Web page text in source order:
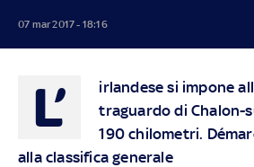
07 mar 2017 - 18:16
L’
irlandese si impone
traguardo di Chalon-
190 chilometri.
alla classifica generale